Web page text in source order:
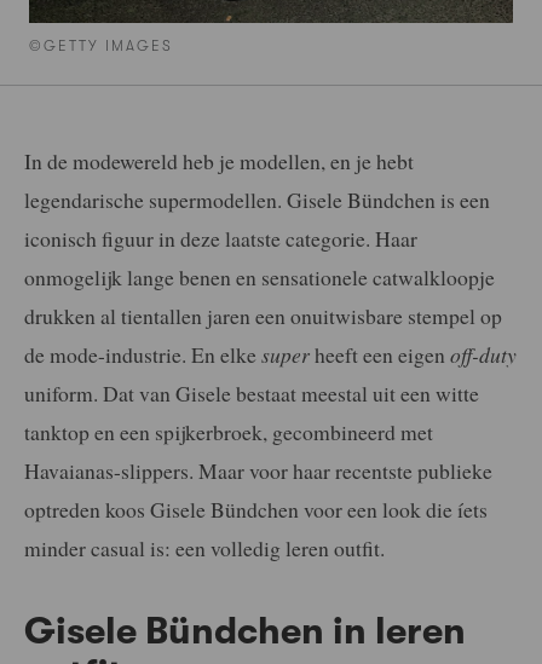
©GETTY IMAGES
In de modewereld heb je modellen, en je hebt
legendarische supermodellen. Gisele Bündchen is een
iconisch figuur in deze laatste categorie. Haar
onmogelijk lange benen en sensationele catwalkloopje
drukken al tientallen jaren een onuitwisbare stempel op
de mode-industrie. En elke superheeft een eigen off-duty
uniform. Dat van Gisele bestaat meestal uit een witte
tanktop en een spijkerbroek, gecombineerd met
Havaianas-slippers. Maar voor haar recentste publieke
optreden koos Gisele Bündchen voor een look die íets
minder casual is: een volledig leren outfit.
Gisele Bündchen in leren